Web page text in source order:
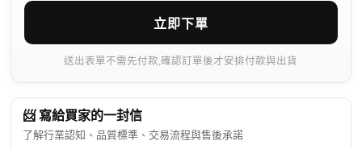
立即下單
送出表單不需先付款,確認訂單後才安排付款與出貨
📨 寫給買家的一封信
了解行業認知、品質標準、交易流程與售後承諾